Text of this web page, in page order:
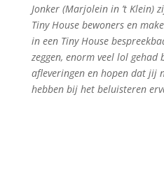
Jonker (Marjolein in ’t Klein)
Tiny House bewoners en
in een Tiny House
zeggen, enorm veel lol
afleveringen en hopen dat jij
hebben bij het beluisteren